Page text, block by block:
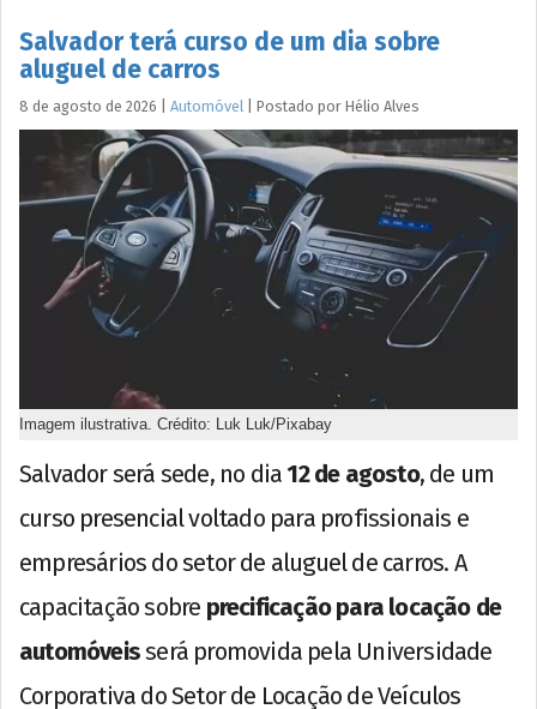
Salvador terá curso de um dia sobre
aluguel de carros
8 de agosto de 2026 Automóvel Postado por Hélio Alves
Imagem ilustrativa. Crédito: Luk Luk/Pixabay
Salvador será sede, no dia 12 de agosto, de um
curso presencial voltado para profissionais e
empresários do setor de aluguel de carros. A
capacitação sobre precificação para locação de
automóveisserá promovida pela Universidade
Corporativa do Setor de Locação de Veículos